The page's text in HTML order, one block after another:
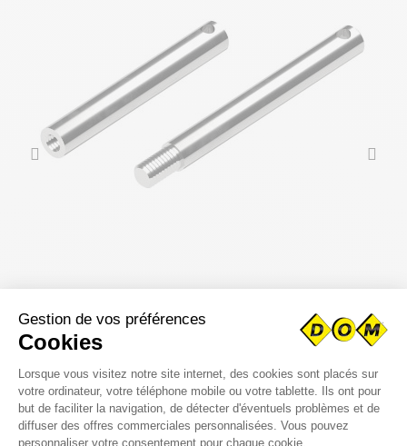
AXE DROIT INOX POUR PORTE-GUIDE
8,74 €